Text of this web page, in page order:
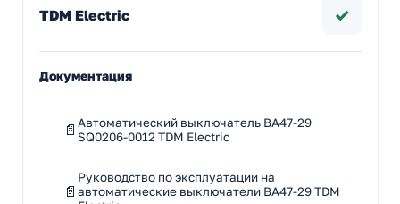
TDM Electric ✓
Документация
Автоматический выключатель ВА47-29
SQ0206-0012 TDM Electric
Руководство по эксплуатации на
автоматические выключатели ВА47-29 TDM